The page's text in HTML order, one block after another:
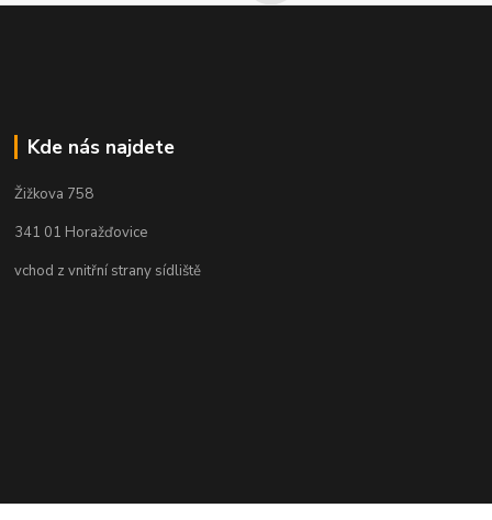
Kde nás najdete
Žižkova 758
341 01 Horažďovice
vchod z vnitřní strany sídliště